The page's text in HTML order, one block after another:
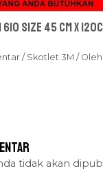
Size 45 cm x
/ Skotlet 3M / Oleh
tidak akan